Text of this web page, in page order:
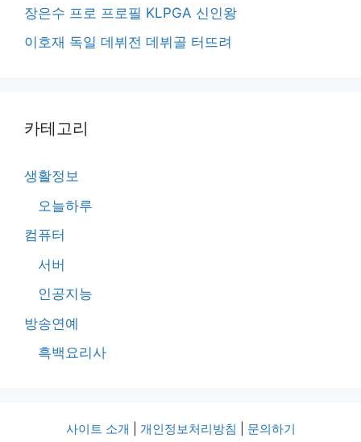
장은수 프로 프로필 KLPGA 신인왕
이호재 독일 데뷔전 데뷔골 터뜨려
카테고리
생활정보
오늘하루
컴퓨터
서버
인공지능
방송연예
흑백요리사
사이트 소개 개인정보처리방침
문의하기